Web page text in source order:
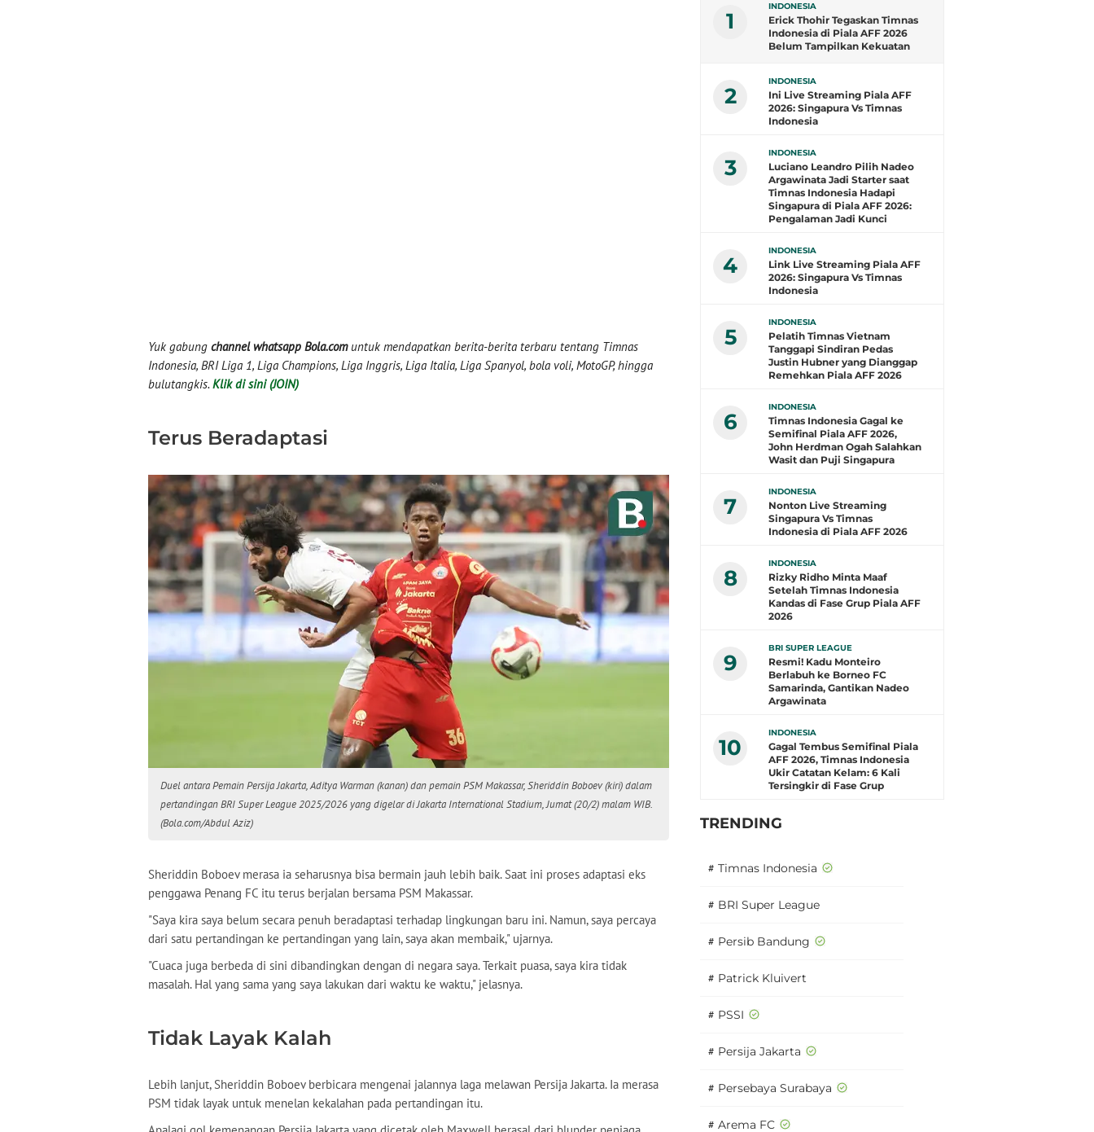
Yuk gabung channel whatsapp Bola.comuntuk mendapatkan berita-berita terbaru tentang Timnas
Indonesia, BRI Liga 1, Liga Champions, Liga Inggris, Liga Italia, Liga Spanyol, bola voli, MotoGP, hingga
bulutangkis. Klik di sini (JOIN)
Terus Beradaptasi
Duel antara Pemain Persija Jakarta, Aditya Warman (kanan) dan pemain PSM Makassar, Sheriddin Boboev (kiri) dalam
pertandingan BRI Super League 2025/2026 yang digelar di Jakarta International Stadium, Jumat (20/2) malam WIB.
(Bola.com/Abdul Aziz)
Sheriddin Boboev merasa ia seharusnya bisa bermain jauh lebih baik. Saat ini proses adaptasi eks
penggawa Penang FC itu terus berjalan bersama PSM Makassar.
"Saya kira saya belum secara penuh beradaptasi terhadap lingkungan baru ini. Namun, saya percaya
dari satu pertandingan ke pertandingan yang lain, saya akan membaik," ujarnya.
"Cuaca juga berbeda di sini dibandingkan dengan di negara saya. Terkait puasa, saya kira tidak
masalah. Hal yang sama yang saya lakukan dari waktu ke waktu," jelasnya.
Tidak Layak Kalah
Lebih lanjut, Sheriddin Boboev berbicara mengenai jalannya laga melawan Persija Jakarta. Ia merasa
PSM tidak layak untuk menelan kekalahan pada pertandingan itu.
1
INDONESIA
Erick Thohir Tegaskan Timnas
Indonesia di Piala AFF 2026
Belum Tampilkan Kekuatan
Berpartisipasi
2
INDONESIA
Ini Live Streaming Piala AFF
2026: Singapura Vs Timnas
Indonesia
3
INDONESIA
Luciano Leandro Pilih Nadeo
Argawinata Jadi Starter saat
Timnas Indonesia Hadapi
Singapura di Piala AFF 2026:
Pengalaman Jadi Kunci
4
INDONESIA
Link Live Streaming Piala AFF
2026: Singapura Vs Timnas
Indonesia
5
INDONESIA
Pelatih Timnas Vietnam
Tanggapi Sindiran Pedas
Justin Hubner yang Dianggap
Remehkan Piala AFF 2026
6
INDONESIA
Timnas Indonesia Gagal ke
Semifinal Piala AFF 2026,
John Herdman Ogah Salahkan
Wasit dan Puji Singapura
7
INDONESIA
Nonton Live Streaming
Singapura Vs Timnas
Indonesia di Piala AFF 2026
8
INDONESIA
Rizky Ridho Minta Maaf
Setelah Timnas Indonesia
Kandas di Fase Grup Piala AFF
2026
9
BRI SUPER LEAGUE
Resmi! Kadu Monteiro
Berlabuh ke Borneo FC
Samarinda, Gantikan Nadeo
Argawinata
10
INDONESIA
Gagal Tembus Semifinal Piala
AFF 2026, Timnas Indonesia
Ukir Catatan Kelam: 6 Kali
Tersingkir di Fase Grup
TRENDING
# Timnas Indonesia
# BRI Super League
# Persib Bandung
# Patrick Kluivert
# PSSI
# Persija Jakarta
# Persebaya Surabaya
# Arema FC